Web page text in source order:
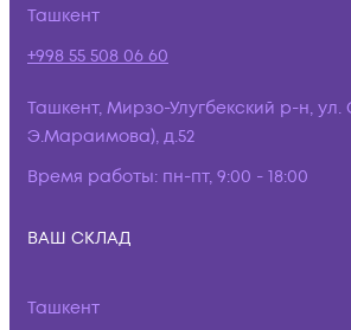
Ташкент
+998 55 508 06 60
Ташкент, Мирзо-Улугбекский р-н,
Э.Мараимова), д.52
Время работы: пн-пт, 9:00 - 18:00
ВАШ СКЛАД
Ташкент